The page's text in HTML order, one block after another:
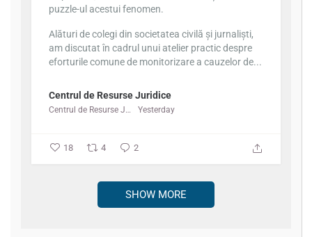
puzzle-ul acestui fenomen.
Alături de colegi din societatea civilă și jurnaliști,
am discutat în cadrul unui atelier practic despre
eforturile comune de monitorizare a cauzelor de...
Centrul de Resurse Juridice
Centrul de Resurse Juridice Yesterday
18 4 2
SHOW MORE